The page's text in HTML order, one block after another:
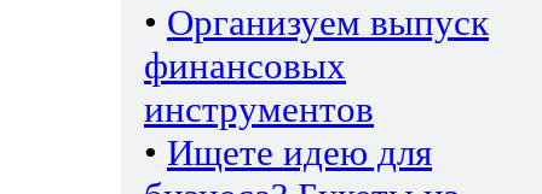
• Организуем выпуск
финансовых
инструментов
• Ищете идею для